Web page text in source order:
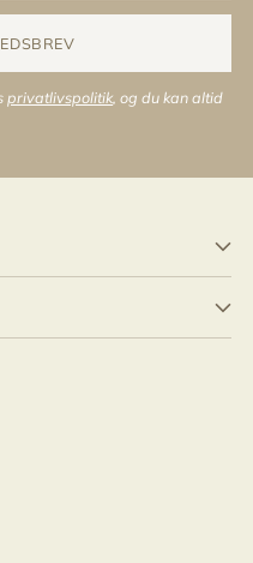
privatlivspolitik , og du kan altid